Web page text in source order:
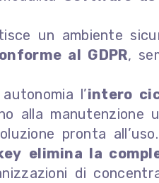
un ambiente
al GDPR,
l’intero
alla manutenzione
pronta all’uso.
elimina la
di